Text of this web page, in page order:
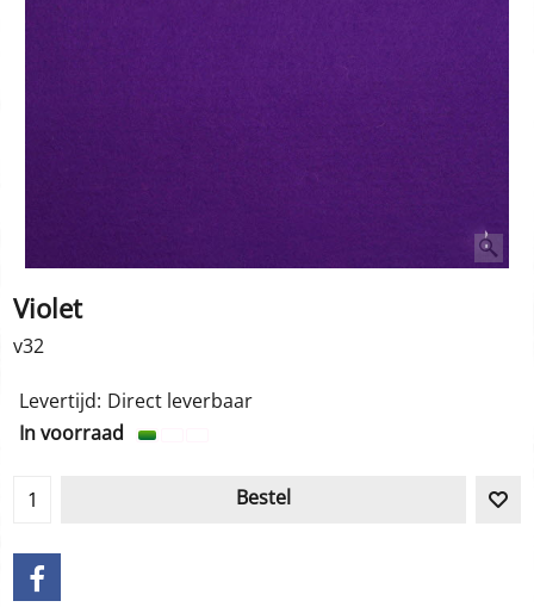
Violet
v32
Levertijd: Direct leverbaar
In voorraad
Bestel